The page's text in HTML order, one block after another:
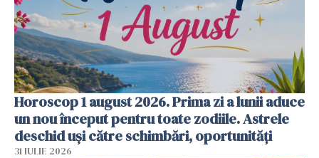
Horoscop 1 august 2026. Prima zi a lunii aduce
un nou început pentru toate zodiile. Astrele
deschid uși către schimbări, oportunități
31 IULIE 2026